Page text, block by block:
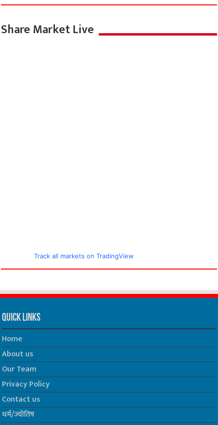
Share Market Live
Track all markets on TradingView
Quick Links
Home
About us
Our Team
Privacy Policy
Contact us
धर्म/ज्योतिष